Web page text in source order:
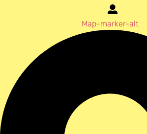
Map-marker-alt